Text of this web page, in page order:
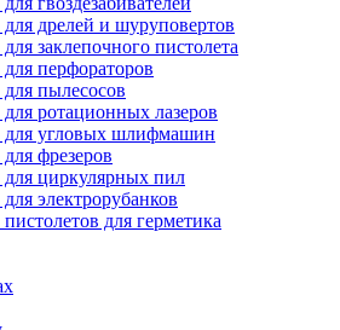
дрелей и шуруповертов
заклепочного пистолета
перфораторов
пылесосов
ротационных лазеров
угловых шлифмашин
фрезеров
циркулярных пил
электрорубанков
для герметика